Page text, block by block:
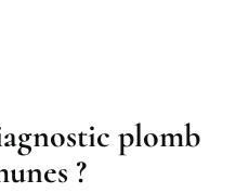
plomb
?